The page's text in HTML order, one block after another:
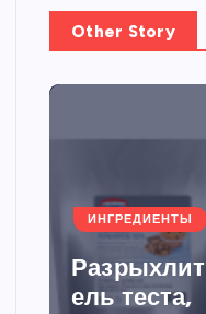
Other Story
ИНГРЕДИЕНТЫ
Разрыхлит
ель теста,